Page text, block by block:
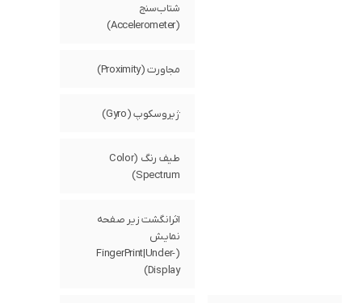
شتاب‌سنج
(Accelerometer)
مجاورت (Proximity)
ژیروسکوپ (Gyro)
طیف رنگ (Color
Spectrum)
اثرانگشت زیر صفحه
نمایش
(FingerPrint|Under-
Display)